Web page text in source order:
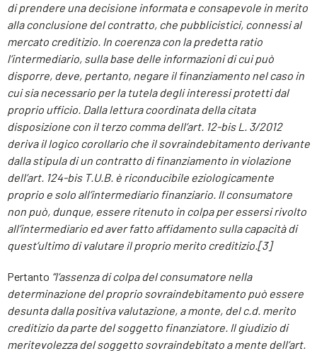
di prendere una decisione informata e consapevole in merito
alla conclusione del contratto, che pubblicistici, connessi al
mercato creditizio. In coerenza con la predetta ratio
l’intermediario, sulla base delle informazioni di cui può
disporre, deve, pertanto, negare il finanziamento nel caso in
cui sia necessario per la tutela degli interessi protetti dal
proprio ufficio. Dalla lettura coordinata della citata
disposizione con il terzo comma dell’art. 12-bis L. 3/2012
deriva il logico corollario che il sovraindebitamento derivante
dalla stipula di un contratto di finanziamento in violazione
dell’art. 124-bis T.U.B. è riconducibile eziologicamente
proprio e solo all’intermediario finanziario. Il consumatore
non può, dunque, essere ritenuto in colpa per essersi rivolto
all’intermediario ed aver fatto affidamento sulla capacità di
quest’ultimo di valutare il proprio merito creditizio.[3]
Pertanto “l’assenza di colpa del consumatore nella
determinazione del proprio sovraindebitamento può essere
desunta dalla positiva valutazione, a monte, del c.d. merito
creditizio da parte del soggetto finanziatore. Il giudizio di
meritevolezza del soggetto sovraindebitato a mente dell’art.